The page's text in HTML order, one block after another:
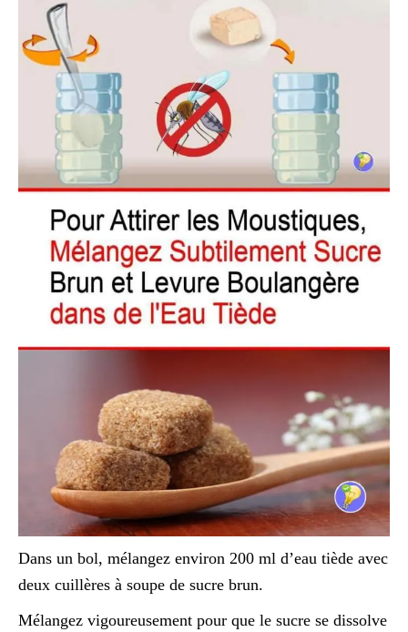
Dans un bol, mélangez environ 200 ml d’eau tiède avec
deux cuillères à soupe de sucre brun.
Mélangez vigoureusement pour que le sucre se dissolve